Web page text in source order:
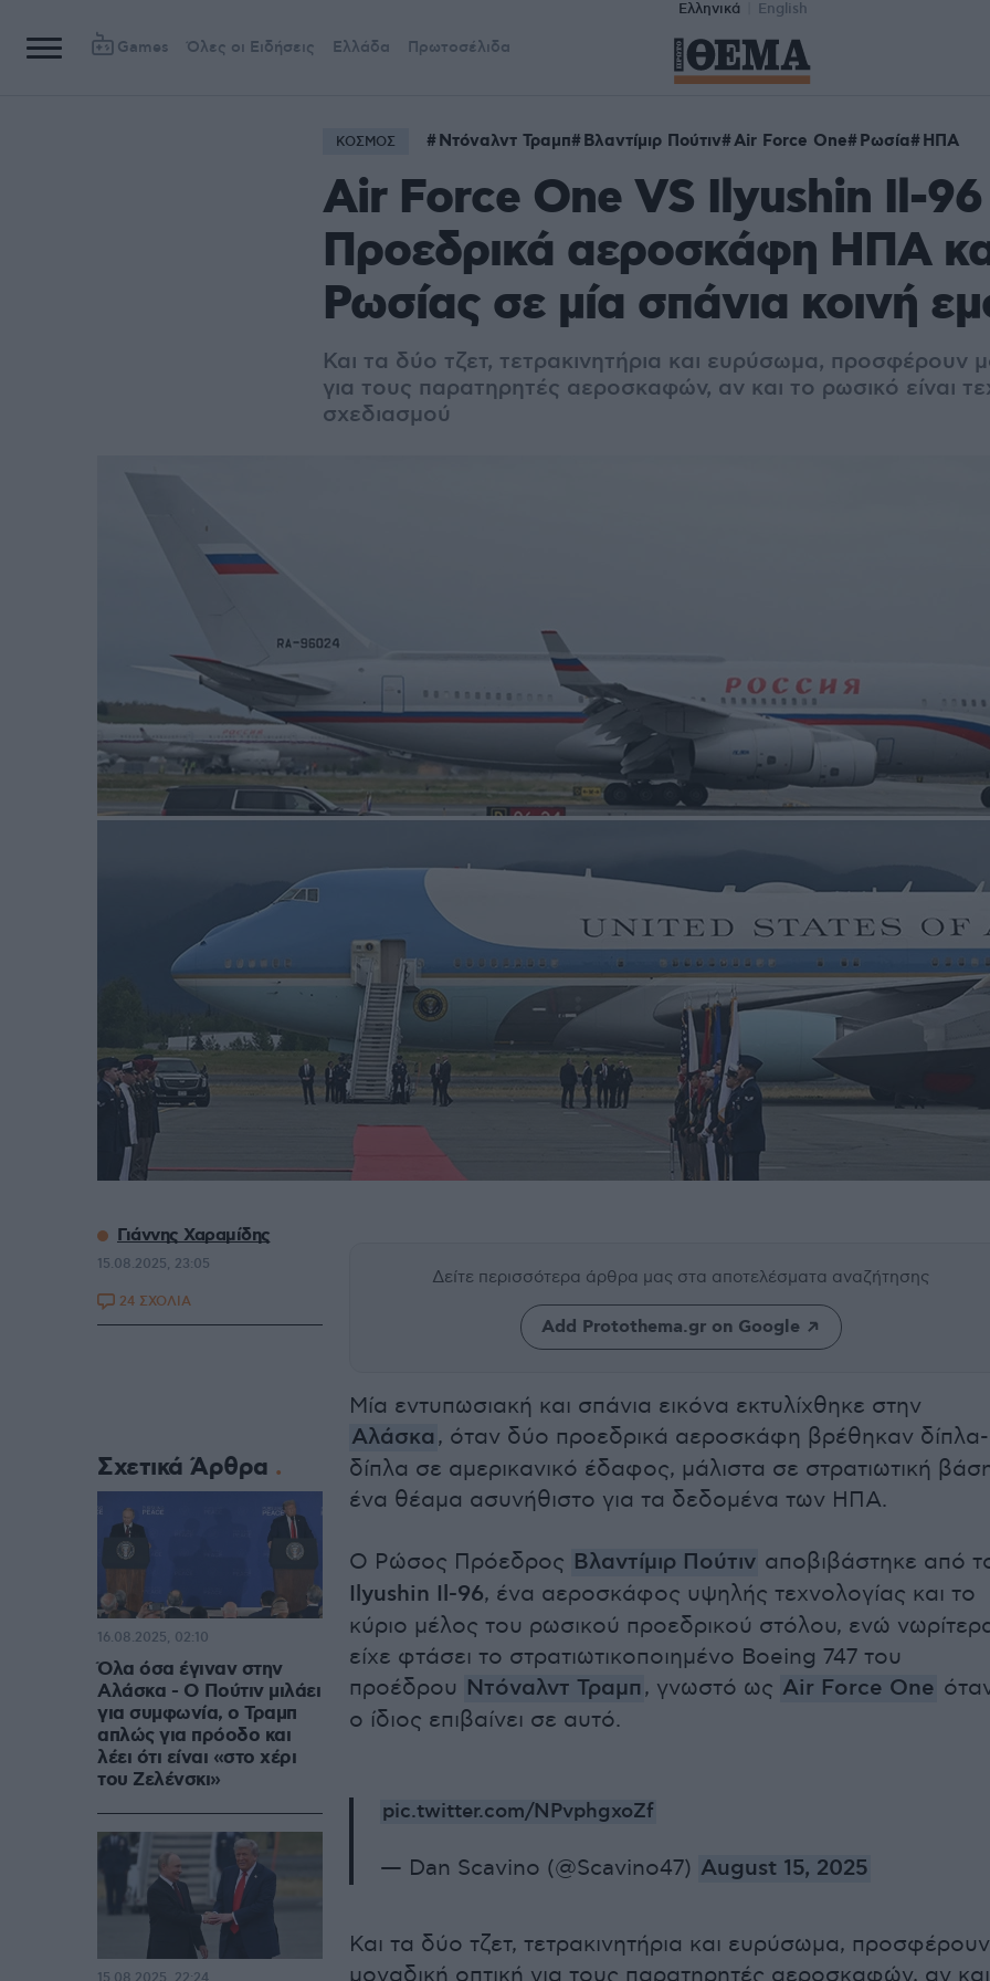
Ελληνικά English
Games Όλες οι Ειδήσεις Ελλάδα Πρωτοσέλιδα
ΚΟΣΜΟΣ Ντόναλντ Τραμπ Βλαντίμιρ Πούτιν Air Force One Ρωσία ΗΠΑ
Air Force One VS Ilyushin Il-
Προεδρικά αεροσκάφη ΗΠΑ
Ρωσίας σε μία σπάνια κοινή
Και τα δύο τζετ, τετρακινητήρια και ευρύσωμα, προσφέρουν
για τους παρατηρητές αεροσκαφών, αν και το ρωσικό είναι
σχεδιασμού
Δείτε περισσότερα άρθρα μας στα αποτελέσματα αναζήτησης
Add Protothema.gr on Google
Μία εντυπωσιακή και σπάνια εικόνα εκτυλίχθηκε στην
Αλάσκα , όταν δύο προεδρικά αεροσκάφη βρέθηκαν δίπλα-
δίπλα σε αμερικανικό έδαφος, μάλιστα σε στρατιωτική
ένα θέαμα ασυνήθιστο για τα δεδομένα των ΗΠΑ.
Ο Ρώσος Πρόεδρος Βλαντίμιρ Πούτιν αποβιβάστηκε από
Ilyushin Il-96, ένα αεροσκάφος υψηλής τεχνολογίας και το
κύριο μέλος του ρωσικού προεδρικού στόλου, ενώ
είχε φτάσει το στρατιωτικοποιημένο Boeing 747 του
προέδρου Ντόναλντ Τραμπ , γνωστό ως Air Force One
ο ίδιος επιβαίνει σε αυτό.
pic.twitter.com/NPvphgxoZf
— Dan Scavino (@Scavino47) August 15, 2025
Και τα δύο τζετ, τετρακινητήρια και ευρύσωμα, προσφέρουν
μοναδική οπτική για τους παρατηρητές αεροσκαφών, αν και
Γιάννης Χαραμίδης
15.08.2025, 23:05
24 ΣΧΟΛΙΑ
Σχετικά Άρθρα
Όλα όσα έγιναν στην
Αλάσκα - Ο Πούτιν μιλάει
για συμφωνία, ο Τραμπ
απλώς για πρόοδο και
λέει ότι είναι «στο χέρι
του Ζελένσκι»
16.08.2025, 02:10